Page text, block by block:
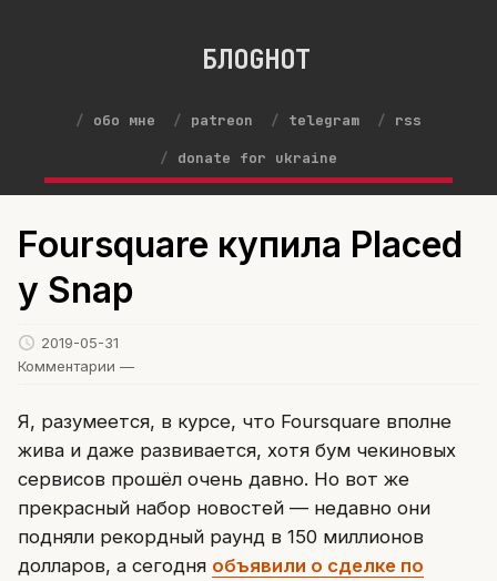
БЛОGНОТ
обо мне patreon telegram
rss
donate for ukraine
Foursquare купила Placed
у Snap
2019-05-31
Комментарии —
Я, разумеется, в курсе, что Foursquare вполне
жива и даже развивается, хотя бум чекиновых
сервисов прошёл очень давно. Но вот же
прекрасный набор новостей — недавно они
подняли рекордный раунд в 150 миллионов
долларов, а сегодня объявили о сделке по